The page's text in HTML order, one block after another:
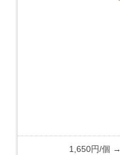
1,650円/個 →